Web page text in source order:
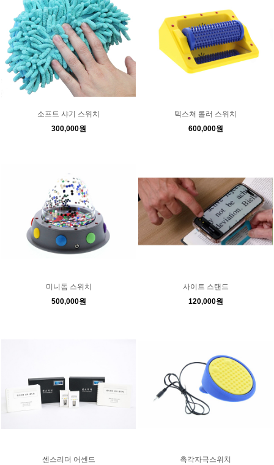
소프트 샤기 스위치
300,000원
텍스쳐 롤러 스위치
600,000원
미니돔 스위치
500,000원
사이트 스탠드
120,000원
센스리더 어센드 촉각자극스위치